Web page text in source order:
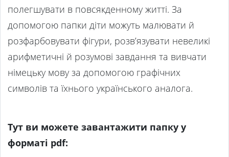
полегшувати в повсякденному житті. За
допомогою папки діти можуть малювати й
розфарбовувати фігури, розв’язувати невеликі
арифметичні й розумові завдання та вивчати
німецьку мову за допомогою графічних
символів та їхнього українського аналога.
Тут ви можете завантажити папку у
форматі pdf: